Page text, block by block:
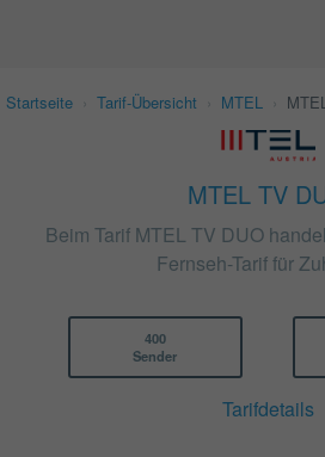
Startseite Tarif-Übersicht MTEL
MTEL TV
Beim Tarif MTEL TV DUO
Fernseh-Tarif für
400
Sender
Tarifdetails